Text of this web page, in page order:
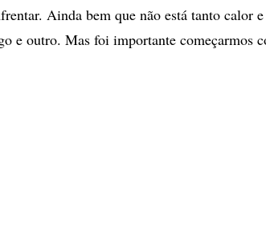
Ainda bem que não está tanto calor
e outro. Mas foi importante começarmos